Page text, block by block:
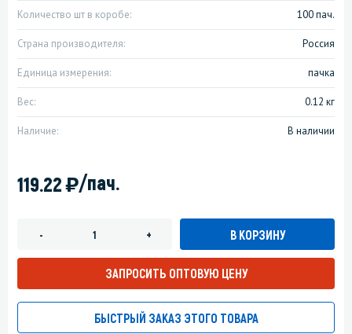
Количество шт в коробе: 100 пач.
Страна производителя: Россия
Единица измерения: пачка
Вес: 0.12 кг
Наличие: В наличии
119.22)/пач.
- + В КОРЗИНУ
ЗАПРОСИТЬ ОПТОВУЮ ЦЕНУ
БЫСТРЫЙ ЗАКАЗ ЭТОГО ТОВАРА